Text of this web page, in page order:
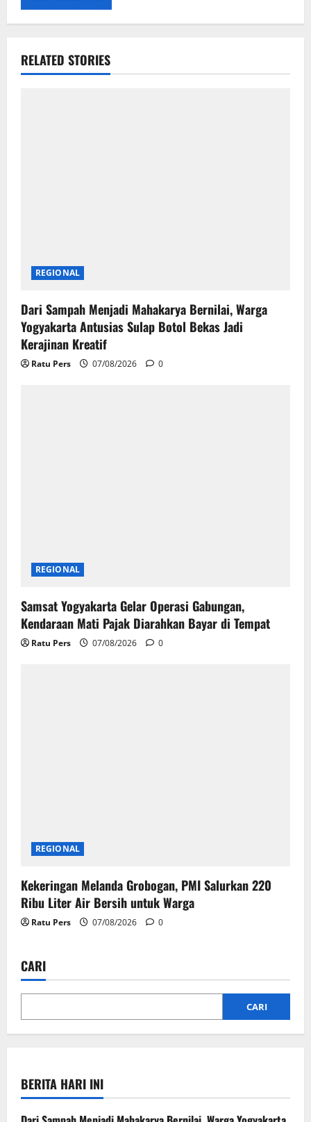
RELATED STORIES
REGIONAL
Dari Sampah Menjadi Mahakarya Bernilai, Warga
Yogyakarta Antusias Sulap Botol Bekas Jadi
Kerajinan Kreatif
Ratu Pers 07/08/2026 0
REGIONAL
Samsat Yogyakarta Gelar Operasi Gabungan,
Kendaraan Mati Pajak Diarahkan Bayar di Tempat
Ratu Pers 07/08/2026 0
REGIONAL
Kekeringan Melanda Grobogan, PMI Salurkan 220
Ribu Liter Air Bersih untuk Warga
Ratu Pers 07/08/2026 0
CARI
CARI
BERITA HARI INI